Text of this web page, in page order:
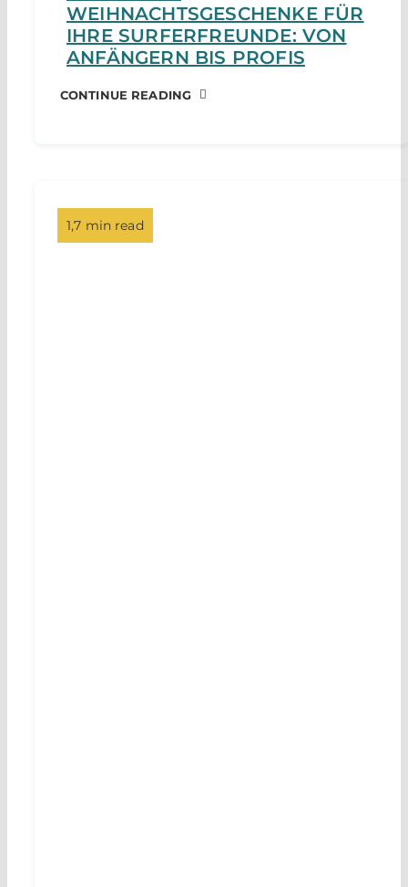
WEIHNACHTSGESCHENKE FÜR
IHRE SURFERFREUNDE: VON
ANFÄNGERN BIS PROFIS
CONTINUE READING
1,7 min read